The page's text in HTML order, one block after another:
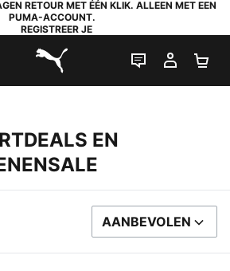
RETOUR MET ÉÉN KLIK. ALLEEN MET EEN
PUMA-ACCOUNT.
REGISTREER JE
PUMA.com
LIVE CHAT
MIJN
EN
SORTEER OP
AANBEVOLEN